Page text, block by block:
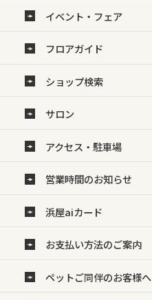
イベント・フェア
フロアガイド
ショップ検索
サロン
アクセス・駐車場
営業時間のお知らせ
浜屋aiカード
お支払い方法のご案内
ペットご同伴のお客様へ